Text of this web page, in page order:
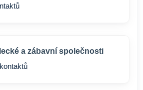
a zábavní společnosti